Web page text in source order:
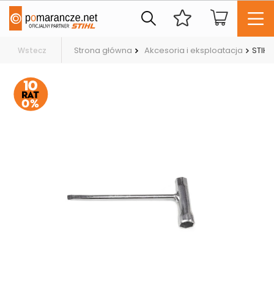
Wstecz Strona główna Akcesoria i eksploatacja